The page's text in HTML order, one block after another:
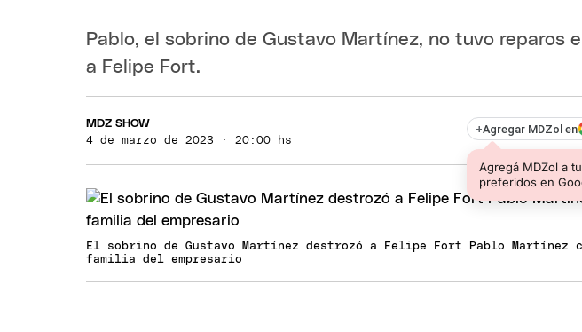
Pablo, el sobrino de Gustavo Martínez, no tuvo reparos
a Felipe Fort.
MDZ SHOW
4 de marzo de 2023 · 20:00 hs
+Agregar MDZol en
Agregá MDZol a
preferidos en
El sobrino de Gustavo Martínez destrozó a Felipe Fort Pablo
familia del empresario